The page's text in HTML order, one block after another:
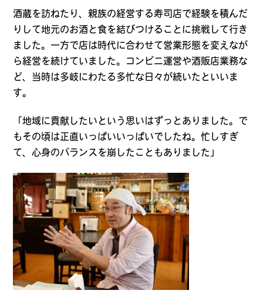
酒蔵を訪ねたり、親族の経営する寿司店で経験を積んだ
りして地元のお酒と食を結びつけることに挑戦して行き
ました。一方で店は時代に合わせて営業形態を変えなが
ら経営を続けていました。コンビニ運営や酒販店業務な
ど、当時は多岐にわたる多忙な日々が続いたといいま
す。
「地域に貢献したいという思いはずっとありました。で
もその頃は正直いっぱいいっぱいでしたね。忙しすぎ
て、心身のバランスを崩したこともありました」